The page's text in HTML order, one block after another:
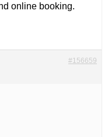
online booking.
#156659